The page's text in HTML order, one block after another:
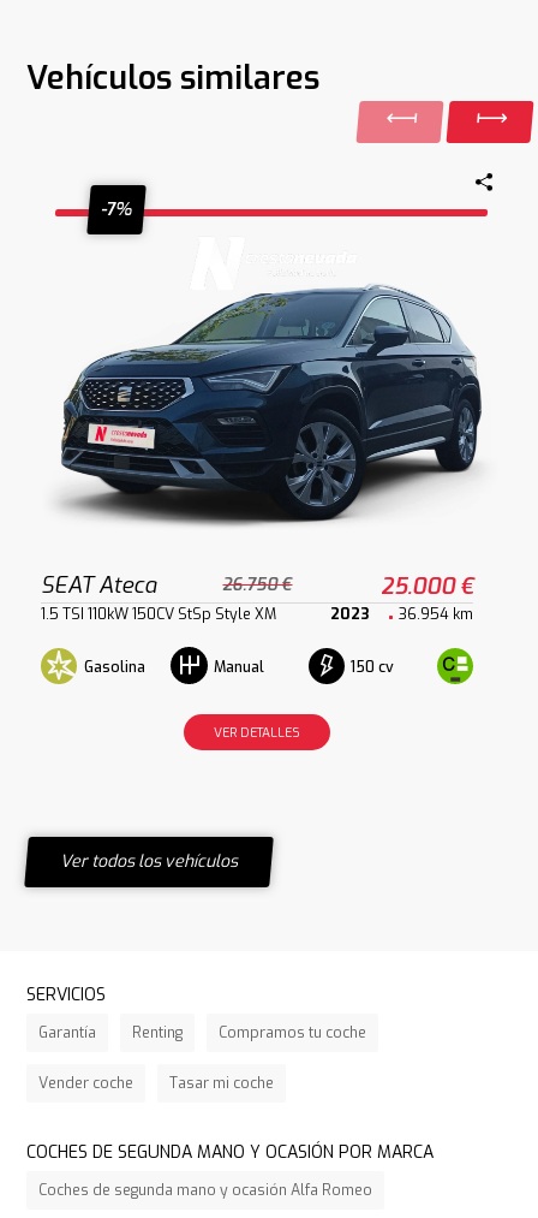
Vehículos similares
-7%
SEAT Ateca 26.750 € 25.000 €
1.5 TSI 110kW 150CV StSp Style XM 2023 36.954 km
Gasolina Manual 150 cv
VER DETALLES
Ver todos los vehículos
SERVICIOS
Garantía Renting Compramos tu coche
Vender coche Tasar mi coche
COCHES DE SEGUNDA MANO Y OCASIÓN POR MARCA
Coches de segunda mano y ocasión Alfa Romeo